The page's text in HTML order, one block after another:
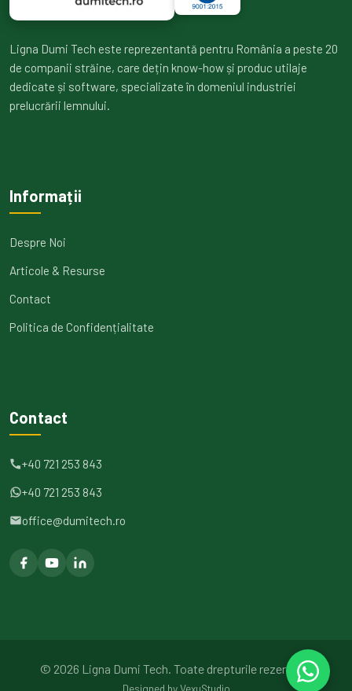
Ligna Dumi Tech este reprezentantă pentru România a peste 20
de companii străine, care dețin know-how și produc utilaje
dedicate și software, specializate în domeniul industriei
prelucrării lemnului.
Informații
Despre Noi
Articole & Resurse
Contact
Politica de Confidențialitate
Contact
+40 721 253 843
+40 721 253 843
office@dumitech.ro
© 2026 Ligna Dumi Tech. Toate drepturile rezervate.
Designed byVexuStudio